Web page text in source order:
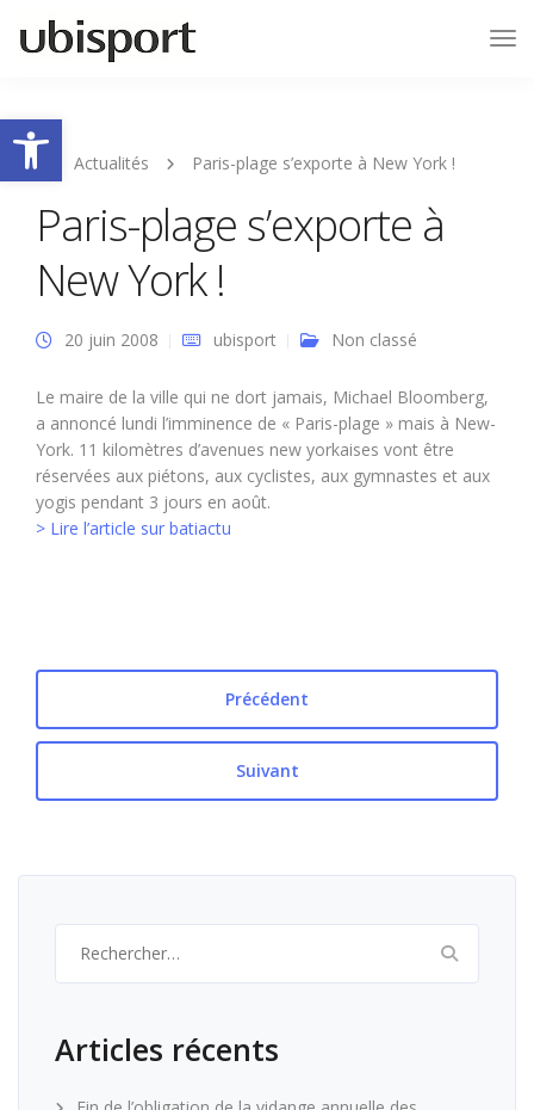
Ouvrir la barre d’outils
Actualités Paris-plage s’exporte à New York !
Paris-plage s’exporte à
New York !
20 juin 2008 ubisport Non classé
Le maire de la ville qui ne dort jamais, Michael Bloomberg,
a annoncé lundi l’imminence de « Paris-plage » mais à New-
York. 11 kilomètres d’avenues new yorkaises vont être
réservées aux piétons, aux cyclistes, aux gymnastes et aux
yogis pendant 3 jours en août.
> Lire l’article sur batiactu
Précédent
Suivant
Articles récents